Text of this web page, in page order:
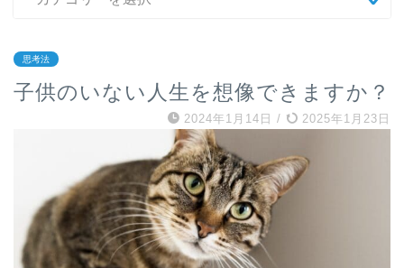
思考法
子供のいない人生を想像できますか？
2024年1月14日 / 2025年1月23日